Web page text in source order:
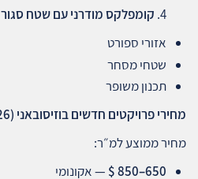
קומפלקס מודרני עם שטח סגור
אזורי ספורט
שטחי מסחר
תכנון משופר
מחירי פרויקטים חדשים בוזיסובאני (2026)
מחיר ממוצע למ״ר:
650–850 $
— אקונומי